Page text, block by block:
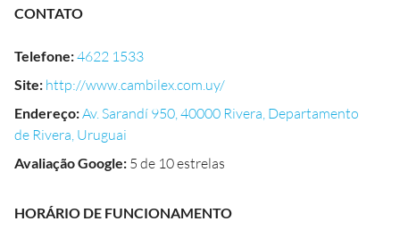
CONTATO
Telefone:4622 1533
Site: http://www.cambilex.com.uy/
Endereço:Av. Sarandí 950, 40000 Rivera, Departamento
de Rivera, Uruguai
Avaliação Google: 5 de 10 estrelas
HORÁRIO DE FUNCIONAMENTO